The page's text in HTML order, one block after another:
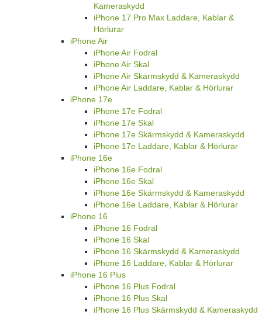
Kameraskydd
iPhone 17 Pro Max Laddare, Kablar &
Hörlurar
iPhone Air
iPhone Air Fodral
iPhone Air Skal
iPhone Air Skärmskydd & Kameraskydd
iPhone Air Laddare, Kablar & Hörlurar
iPhone 17e
iPhone 17e Fodral
iPhone 17e Skal
iPhone 17e Skärmskydd & Kameraskydd
iPhone 17e Laddare, Kablar & Hörlurar
iPhone 16e
iPhone 16e Fodral
iPhone 16e Skal
iPhone 16e Skärmskydd & Kameraskydd
iPhone 16e Laddare, Kablar & Hörlurar
iPhone 16
iPhone 16 Fodral
iPhone 16 Skal
iPhone 16 Skärmskydd & Kameraskydd
iPhone 16 Laddare, Kablar & Hörlurar
iPhone 16 Plus
iPhone 16 Plus Fodral
iPhone 16 Plus Skal
iPhone 16 Plus Skärmskydd & Kameraskydd